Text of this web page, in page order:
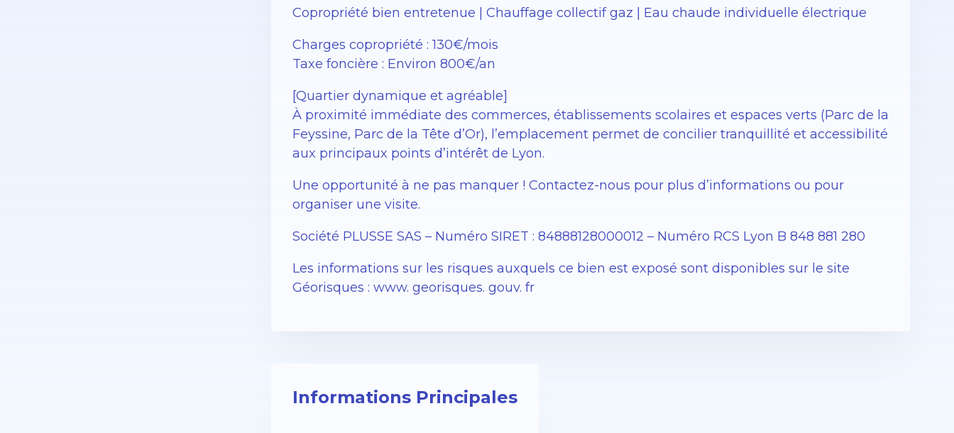
Copropriété bien entretenue | Chauffage collectif gaz | Eau chaude individuelle électrique
Charges copropriété : 130€/mois
Taxe foncière : Environ 800€/an
[Quartier dynamique et agréable]
À proximité immédiate des commerces, établissements scolaires et espaces verts (Parc de la
Feyssine, Parc de la Tête d’Or), l’emplacement permet de concilier tranquillité et accessibilité
aux principaux points d’intérêt de Lyon.
Une opportunité à ne pas manquer ! Contactez-nous pour plus d’informations ou pour
organiser une visite.
Société PLUSSE SAS – ​​Numéro SIRET : 84888128000012 – Numéro RCS Lyon B 848 881 280
Les informations sur les risques auxquels ce bien est exposé sont disponibles sur le site
Géorisques : www. georisques. gouv. fr
Informations Principales